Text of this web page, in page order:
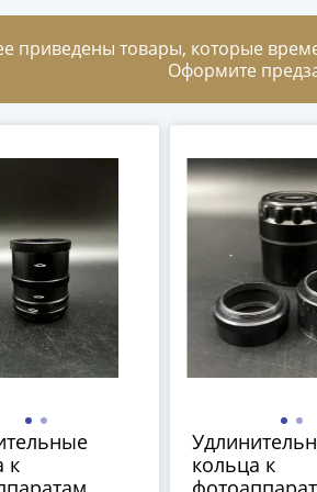
приведены товары, которые
Оформите
к
кольца к